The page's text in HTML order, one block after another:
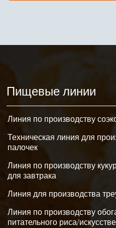
Пищевые линии
Линия по производству
Техническая линия для
палочек
Линия по производству
для завтрака
Линия для производства
Линия по производству
питательного риса/